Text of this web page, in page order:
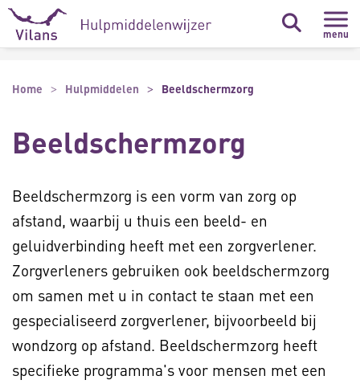
Naar hoofdinhoud
Naar footer
menu
Home Hulpmiddelen Beeldschermzorg
Beeldschermzorg
Beeldschermzorg is een vorm van zorg op
afstand, waarbij u thuis een beeld- en
geluidverbinding heeft met een zorgverlener.
Zorgverleners gebruiken ook beeldschermzorg
om samen met u in contact te staan met een
gespecialiseerd zorgverlener, bijvoorbeeld bij
wondzorg op afstand. Beeldschermzorg heeft
specifieke programma's voor mensen met een